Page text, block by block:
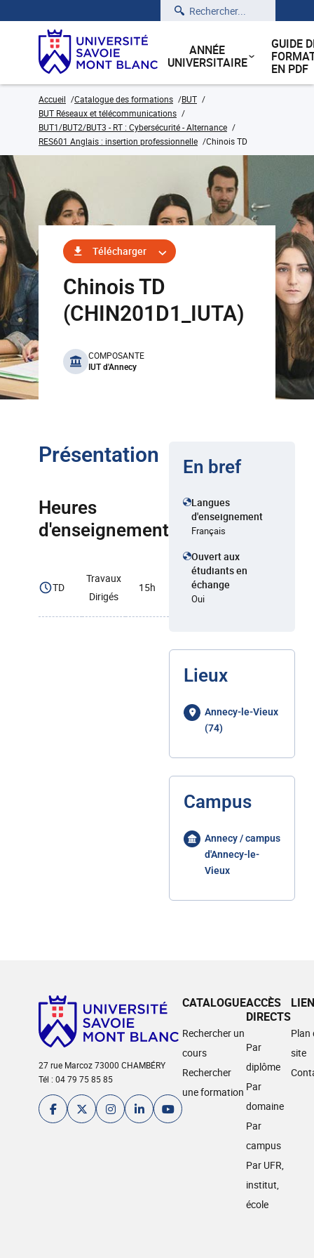
Rechercher
ANNÉE
UNIVERSITAIRE
GUIDE
EN PDF
Accueil Catalogue des formations
BUT
BUT Réseaux et télécommunications
BUT1/BUT2/BUT3 - RT : Cybersécurité - Alternance
RES601 Anglais : insertion professionnelle
Chinois TD
Télécharger
Chinois TD
(CHIN201D1_IUTA)
benefits
COMPOSANTE
IUT d'Annecy
Présentation
Heures
d'enseignement
TD
Travaux
Dirigés
15h
En bref
Langues
d'enseignement
Français
Ouvert aux
étudiants en
échange
Oui
Lieux
Annecy-le-Vieux
(74)
Campus
Annecy / campus
d'Annecy-le-
Vieux
27 rue Marcoz 73000 CHAMBÉRY
Tél : 04 79 75 85 85
CATALOGUE
Rechercher un
cours
Rechercher
une formation
ACCÈS
DIRECTS
Par
diplôme
Par
domaine
Par
campus
Par UFR,
institut,
école
Plan
site